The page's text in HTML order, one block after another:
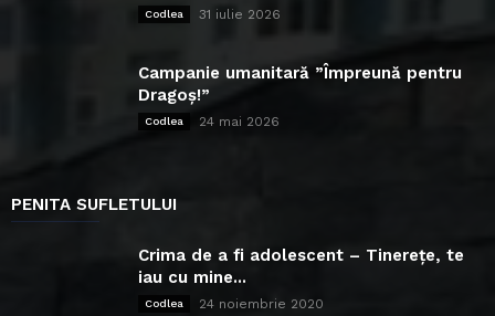
Codlea 31 iulie 2026
Campanie umanitară ”Împreună pentru
Dragoș!”
Codlea 24 mai 2026
PENITA SUFLETULUI
Crima de a fi adolescent – Tinerețe, te
iau cu mine...
Codlea 24 noiembrie 2020